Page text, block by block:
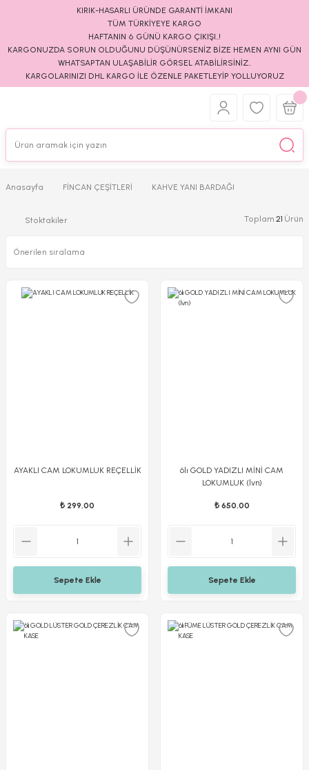
KIRIK-HASARLI ÜRÜNDE GARANTİ İMKANI
TÜM TÜRKİYEYE KARGO
HAFTANIN 6 GÜNÜ KARGO ÇIKIŞI..!
KARGONUZDA SORUN OLDUĞUNU DÜŞÜNÜRSENİZ BİZE HEMEN AYNI GÜN
WHATSAPTAN ULAŞABİLİR GÖRSEL ATABİLİRSİNİZ..
KARGOLARINIZI DHL KARGO İLE ÖZENLE PAKETLEYİP YOLLUYORUZ
Anasayfa FİNCAN ÇEŞİTLERİ KAHVE YANI BARDAĞI
Stoktakiler Toplam 21 Ürün
AYAKLI CAM LOKUMLUK REÇELLİK
₺ 299,00
Sepete Ekle
6lı GOLD YADIZLI MİNİ CAM
LOKUMLUK (lvn)
₺ 650,00
Sepete Ekle